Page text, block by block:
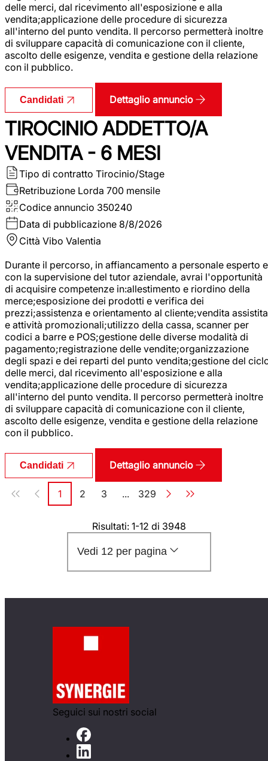
delle merci, dal ricevimento all'esposizione e alla
vendita;applicazione delle procedure di sicurezza
all'interno del punto vendita. Il percorso permetterà inoltre
di sviluppare capacità di comunicazione con il cliente,
ascolto delle esigenze, vendita e gestione della relazione
con il pubblico.
Candidati Dettaglio annuncio
TIROCINIO ADDETTO/A
VENDITA - 6 MESI
Tipo di contratto Tirocinio/Stage
Retribuzione Lorda 700 mensile
Codice annuncio 350240
Data di pubblicazione 8/8/2026
Città Vibo Valentia
Durante il percorso, in affiancamento a personale esperto e
con la supervisione del tutor aziendale, avrai l'opportunità
di acquisire competenze in:allestimento e riordino della
merce;esposizione dei prodotti e verifica dei
prezzi;assistenza e orientamento al cliente;vendita assistita
e attività promozionali;utilizzo della cassa, scanner per
codici a barre e POS;gestione delle diverse modalità di
pagamento;registrazione delle vendite;organizzazione
degli spazi e dei reparti del punto vendita;gestione del
delle merci, dal ricevimento all'esposizione e alla
vendita;applicazione delle procedure di sicurezza
all'interno del punto vendita. Il percorso permetterà inoltre
di sviluppare capacità di comunicazione con il cliente,
ascolto delle esigenze, vendita e gestione della relazione
con il pubblico.
Candidati Dettaglio annuncio
Paginazione
Pagina
1 Pagina
2 Pagina
3 ... Pagina
329
Risultati: 1-12 di 3948
Vedi 12 per pagina
Seguici sui nostri social